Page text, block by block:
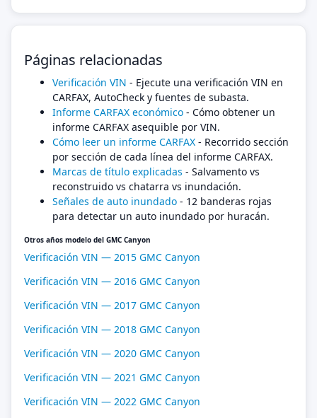
Páginas relacionadas
Verificación VIN - Ejecute una verificación VIN en
CARFAX, AutoCheck y fuentes de subasta.
Informe CARFAX económico - Cómo obtener un
informe CARFAX asequible por VIN.
Cómo leer un informe CARFAX - Recorrido sección
por sección de cada línea del informe CARFAX.
Marcas de título explicadas - Salvamento vs
reconstruido vs chatarra vs inundación.
Señales de auto inundado - 12 banderas rojas
para detectar un auto inundado por huracán.
Otros años modelo del GMC Canyon
Verificación VIN — 2015 GMC Canyon
Verificación VIN — 2016 GMC Canyon
Verificación VIN — 2017 GMC Canyon
Verificación VIN — 2018 GMC Canyon
Verificación VIN — 2020 GMC Canyon
Verificación VIN — 2021 GMC Canyon
Verificación VIN — 2022 GMC Canyon